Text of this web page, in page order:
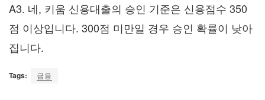
A3. 네, 키움 신용대출의 승인 기준은 신용점수 350
점 이상입니다. 300점 미만일 경우 승인 확률이 낮아
집니다.
Tags: 금융